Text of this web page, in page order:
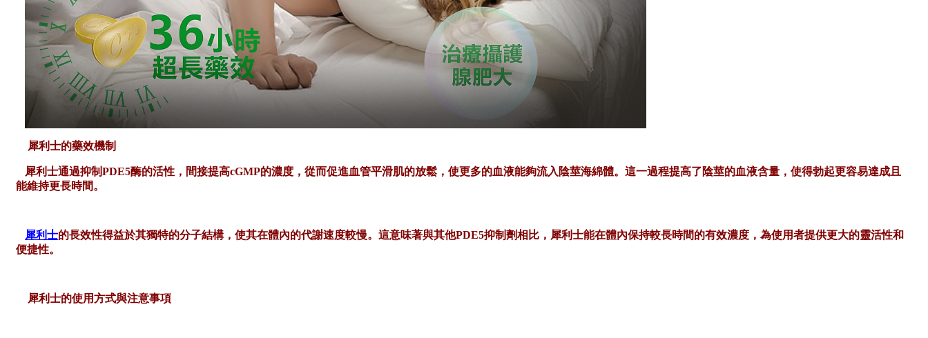
犀利士的藥效機制
犀利士通過抑制PDE5酶的活性，間接提高cGMP的濃度，從而促進血管平滑肌的放鬆，使更多的血液能夠流入陰莖海綿體。這一過程提高了陰莖的血液含量，使得勃起更容易達成且
能維持更長時間。
犀利士的長效性得益於其獨特的分子結構，使其在體內的代謝速度較慢。這意味著與其他PDE5抑制劑相比，犀利士能在體內保持較長時間的有效濃度，為使用者提供更大的靈活性和
便捷性。
犀利士的使用方式與注意事項